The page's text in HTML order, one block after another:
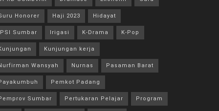
Honorer Haji 2023 Hidayat
Sumbar Irigasi K-Drama K-Pop
Kunjungan kerja
Wansyah Nurnas Pasaman Barat
Pemkot Padang
Sumbar Pertukaran Pelajar Program